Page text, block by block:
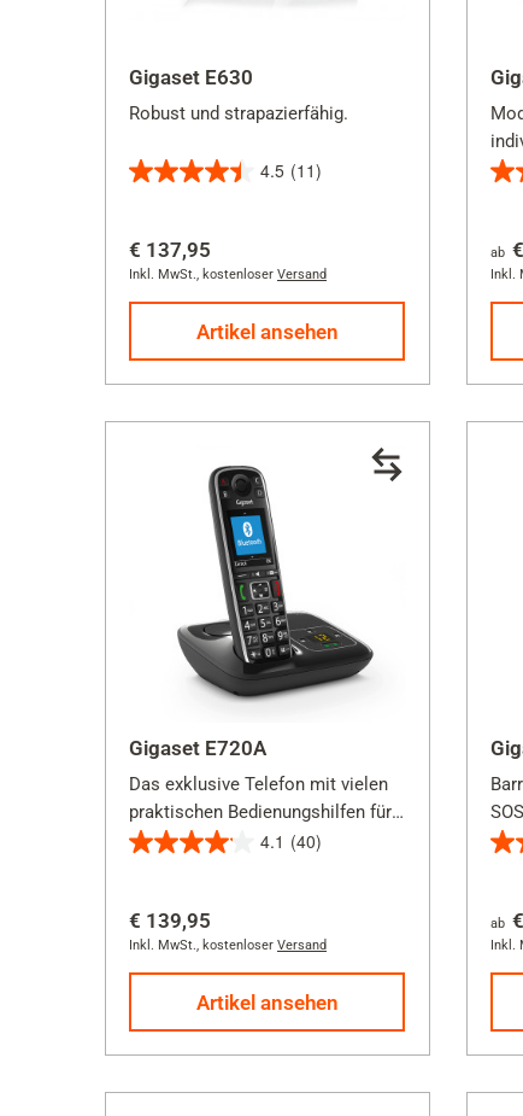
Anthrazit
Gigaset E630
Robust und strapazierfähig.
4.5 (11)
4.5
5
Sternen.
€ 137,95
Inkl. MwSt., kostenloser Versand
Artikel ansehen
4.0
5
ab
Inkl.
Gigaset E720A
Das exklusive Telefon mit vielen
praktischen Bedienungshilfen für
Menschen mit besonderen
4.1 (40)
4.1
5
Sternen.
€ 139,95
Inkl. MwSt., kostenloser Versand
Artikel ansehen
4.9
5
ab
Inkl.